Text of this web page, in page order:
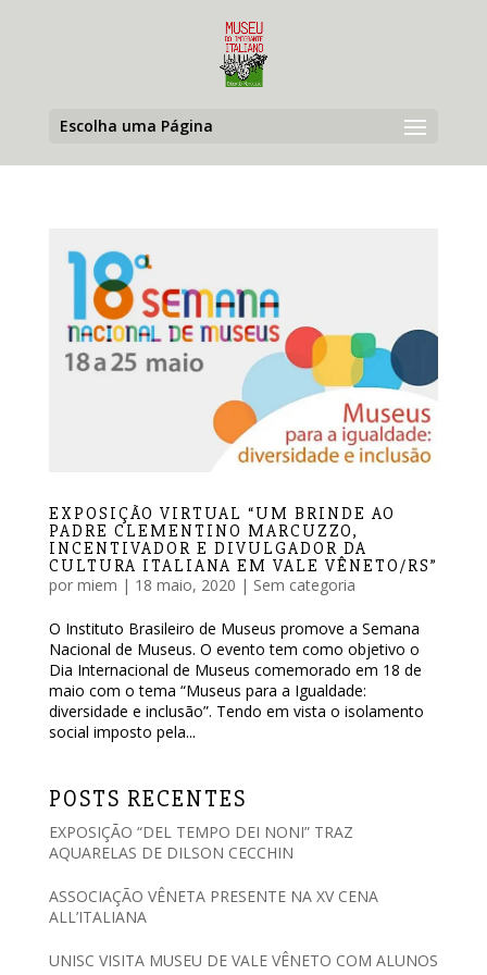
Escolha uma Página
EXPOSIÇÃO VIRTUAL “UM BRINDE AO
PADRE CLEMENTINO MARCUZZO,
INCENTIVADOR E DIVULGADOR DA
CULTURA ITALIANA EM VALE VÊNETO/RS”
por miem | 18 maio, 2020 | Sem categoria
O Instituto Brasileiro de Museus promove a Semana
Nacional de Museus. O evento tem como objetivo o
Dia Internacional de Museus comemorado em 18 de
maio com o tema “Museus para a Igualdade:
diversidade e inclusão”. Tendo em vista o isolamento
social imposto pela...
POSTS RECENTES
EXPOSIÇÃO “DEL TEMPO DEI NONI” TRAZ
AQUARELAS DE DILSON CECCHIN
ASSOCIAÇÃO VÊNETA PRESENTE NA XV CENA
ALL’ITALIANA
UNISC VISITA MUSEU DE VALE VÊNETO COM ALUNOS